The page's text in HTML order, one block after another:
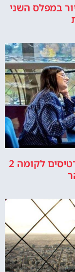
במפלס השני
ארוחת צהריים במגדל אייפל + כרטיסים לקומה 2